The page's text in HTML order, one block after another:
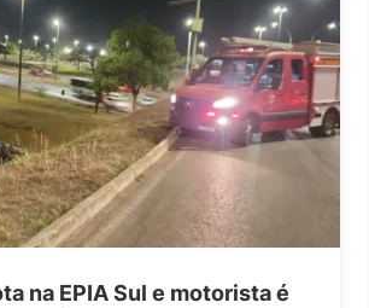
na EPIA Sul e motorista é